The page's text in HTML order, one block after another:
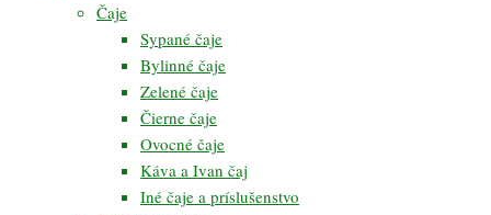
Čaje
Sypané čaje
Bylinné čaje
Zelené čaje
Čierne čaje
Ovocné čaje
Káva a Ivan čaj
Iné čaje a príslušenstvo